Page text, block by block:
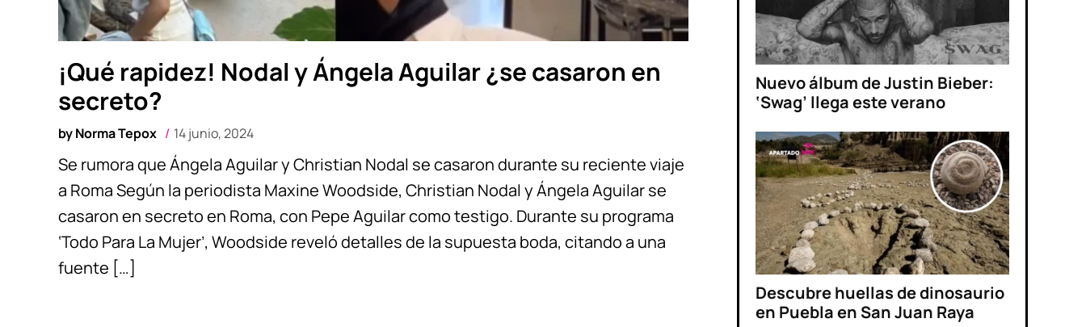
¡Qué rapidez! Nodal y Ángela Aguilar ¿se casaron en
secreto?
byNorma Tepox 14 junio, 2024
Se rumora que Ángela Aguilar y Christian Nodal se casaron durante su reciente viaje
a Roma Según la periodista Maxine Woodside, Christian Nodal y Ángela Aguilar se
casaron en secreto en Roma, con Pepe Aguilar como testigo. Durante su programa
‘Todo Para La Mujer’, Woodside reveló detalles de la supuesta boda, citando a una
fuente […]
Nuevo álbum de Justin Bieber:
‘Swag’ llega este verano
Descubre huellas de dinosaurio
en Puebla en San Juan Raya